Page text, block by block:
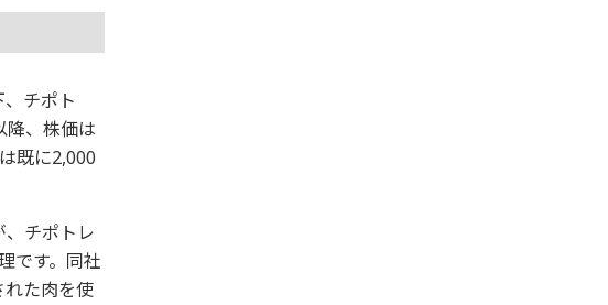
チポト
降、株価は
既に2,000
チポトレ
です。同社
た肉を使